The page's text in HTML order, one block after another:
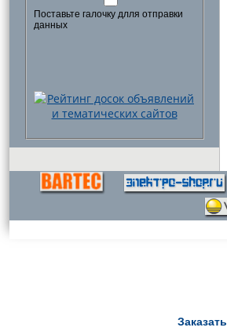
Поставьте галочку длля отправки
данных
Заказать